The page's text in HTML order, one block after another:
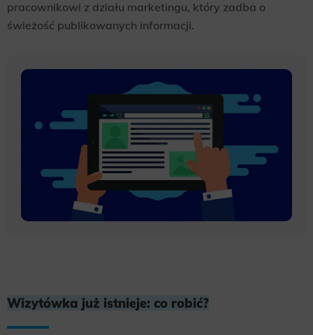
pracownikowi z działu marketingu, który zadba o
świeżość publikowanych informacji.
Wizytówka już istnieje: co robić?